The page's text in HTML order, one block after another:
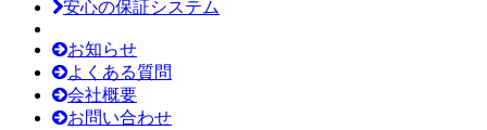
安心の保証システム
お知らせ
よくある質問
会社概要
お問い合わせ